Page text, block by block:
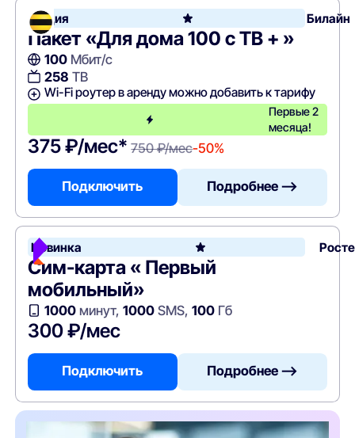
Акция Билайн
Пакет «Для дома 100 с ТВ + »
100Мбит/с
258 ТВ
Wi-Fi роутер в аренду можно добавить к тарифу
Первые 2
месяца!
375 ₽/мес* 750 ₽/мес-50%
Подключить Подробнее —>
Новинка
Сим-карта « Первый
мобильный»
1000минут, 1000SMS, 100Гб
300 ₽/мес
Подключить Подробнее —>